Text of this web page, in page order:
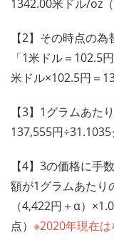
1342.00米ドル/oz（
【2】その時点の
「1米ドル＝102.5
米ドル×102.5円＝
【3】1グラムあた
137,555円
【4】3の価格に手
額が1グラムあたり
（4,422円＋α）
点） ※2020年現在